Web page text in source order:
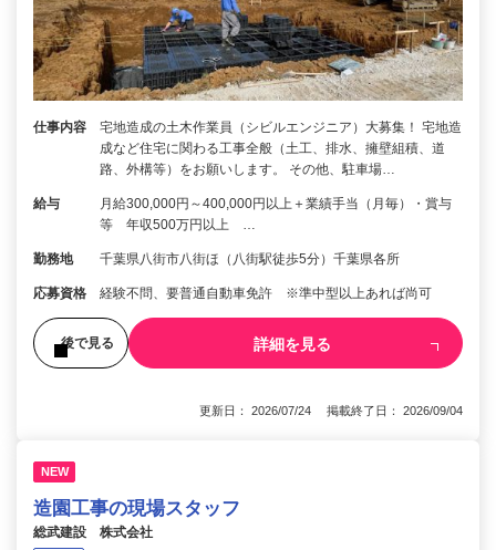
仕事内容
宅地造成の土木作業員（シビルエンジニア）大募集！ 宅地造
成など住宅に関わる工事全般（土工、排水、擁壁組積、道
路、外構等）をお願いします。 その他、駐車場…
給与
月給300,000円～400,000円以上＋業績手当（月毎）・賞与
等 年収500万円以上 …
勤務地 千葉県八街市八街ほ（八街駅徒歩5分）千葉県各所
応募資格 経験不問、要普通自動車免許 ※準中型以上あれば尚可
後で見る 詳細を見る
更新日： 2026/07/24 掲載終了日： 2026/09/04
NEW
造園工事の現場スタッフ
総武建設 株式会社